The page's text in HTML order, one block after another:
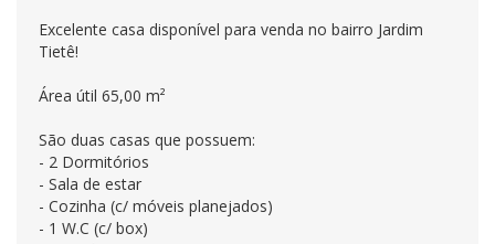
Excelente casa disponível para venda no bairro Jardim
Tietê!
Área útil 65,00 m²
São duas casas que possuem:
- 2 Dormitórios
- Sala de estar
- Cozinha (c/ móveis planejados)
- 1 W.C (c/ box)